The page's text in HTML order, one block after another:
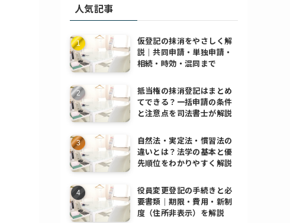
事
（カ
テ
ゴ
リ
ー
別）
人気記事
仮登記の抹消をやさしく解
説｜共同申請・単独申請・
相続・時効・混同まで
抵当権の抹消登記はまとめ
てできる？一括申請の条件
と注意点を司法書士が解説
自然法・実定法・慣習法の
違いとは？法学の基本と優
先順位をわかりやすく解説
役員変更登記の手続きと必
要書類｜期限・費用・新制
度（住所非表示）を解説